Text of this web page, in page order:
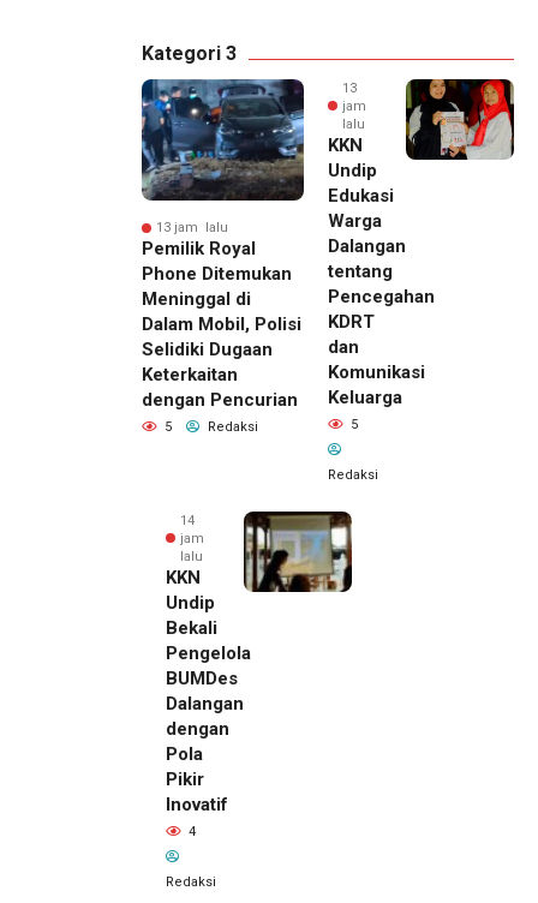
Kategori 3
13 jam lalu
Pemilik Royal
Phone Ditemukan
Meninggal di
Dalam Mobil, Polisi
Selidiki Dugaan
Keterkaitan
dengan Pencurian
5 Redaksi
13
jam
lalu
KKN
Undip
Edukasi
Warga
Dalangan
tentang
Pencegahan
KDRT
dan
Komunikasi
Keluarga
5
Redaksi
14
jam
lalu
KKN
Undip
Bekali
Pengelola
BUMDes
Dalangan
dengan
Pola
Pikir
Inovatif
4
Redaksi
13 jam lalu
Pemilik
Royal
Phone